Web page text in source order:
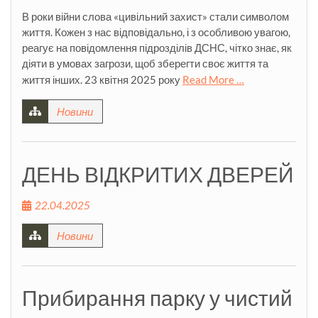
В роки війни слова «цивільний захист» стали символом
життя. Кожен з нас відповідально, і з особливою увагою,
реагує на повідомлення підрозділів ДСНС, чітко знає, як
діяти в умовах загрози, щоб зберегти своє життя та
життя інших. 23 квітня 2025 року Read More …
Новини
ДЕНЬ ВІДКРИТИХ ДВЕРЕЙ
22.04.2025
Новини
Прибирання парку у чистий